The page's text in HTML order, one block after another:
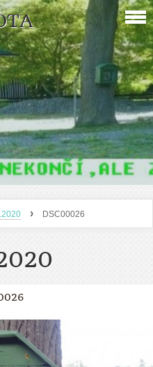
› DSC00026